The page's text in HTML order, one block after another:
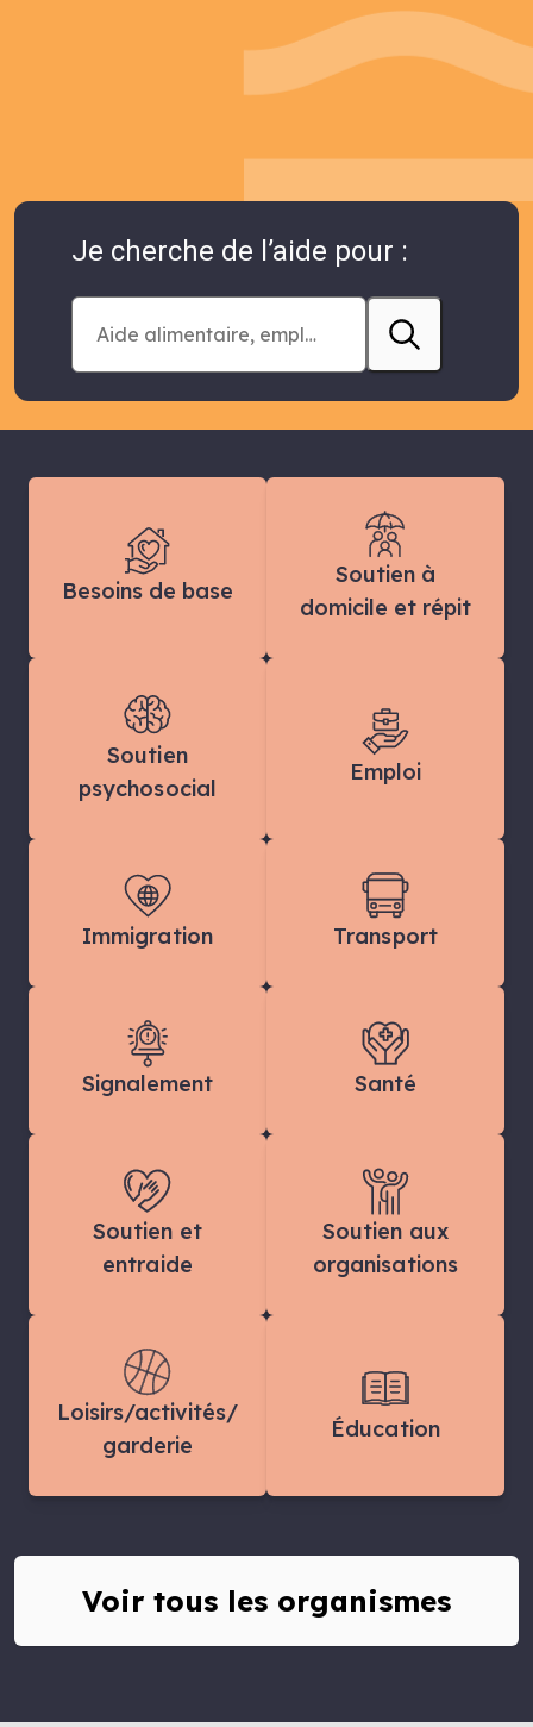
Je cherche de l’aide pour :
Besoins de base
Soutien à
domicile et répit
Soutien
psychosocial
Emploi
Immigration Transport
Signalement Santé
Soutien et
entraide
Soutien aux
organisations
Loisirs/activités/
garderie
Éducation
Voir tous les organismes